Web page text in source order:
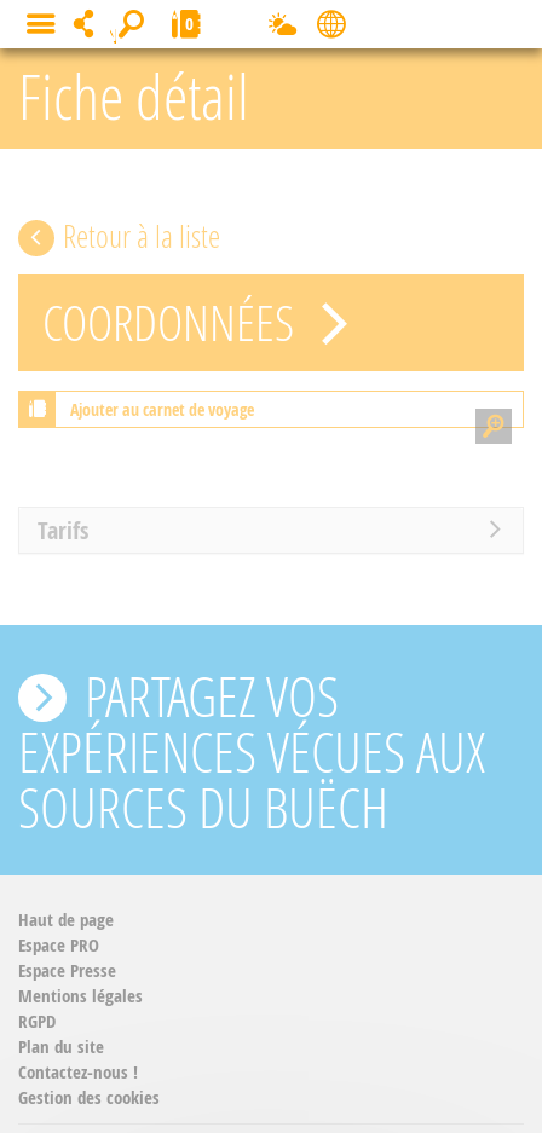
Fiche détail
Retour à la liste
COORDONNÉES
Ajouter au carnet de voyage
Tarifs
PARTAGEZ VOS
EXPÉRIENCES VÉCUES AUX
SOURCES DU BUËCH
Haut de page
Espace PRO
Espace Presse
Mentions légales
RGPD
Plan du site
Contactez-nous !
Gestion des cookies
MENU 0
Panneau de gestion des cookies